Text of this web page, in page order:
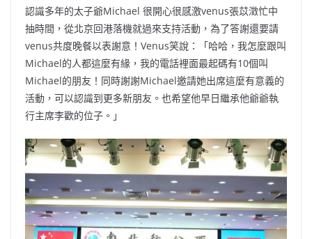
認識多年的太子爺Michael 很開心很感激venus張苡澂忙中
抽時間，從北京回港落機就過來支持活動，為了答謝還要請
venus共度晚餐以表謝意！Venus笑說：「哈哈，我怎麼跟叫
Michael的人都這麼有緣，我的電話裡面最起碼有10個叫
Michael的朋友！同時謝謝Michael邀請她出席這麼有意義的
活動，可以認識到更多新朋友。也希望他早日繼承他爺爺執
行主席李歡的位子。」